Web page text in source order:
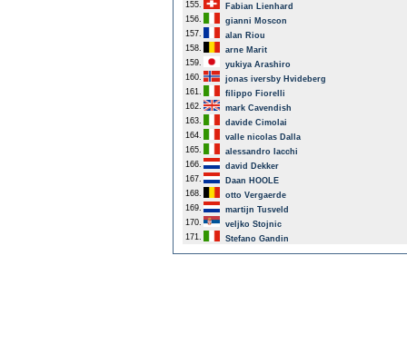
155.
Fabian Lienhard
156.
gianni Moscon
157.
alan Riou
158.
arne Marit
159.
yukiya Arashiro
160.
jonas iversby Hvideberg
161.
filippo Fiorelli
162.
mark Cavendish
163.
davide Cimolai
164.
valle nicolas Dalla
165.
alessandro Iacchi
166.
david Dekker
167.
Daan HOOLE
168.
otto Vergaerde
169.
martijn Tusveld
170.
veljko Stojnic
171.
Stefano Gandin